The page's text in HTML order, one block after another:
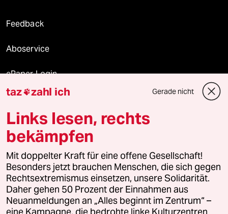
Feedback
Aboservice
ePaper Login
Downloads für Abonnierende
© 2026 taz Verlags und Vertriebs GmbH
Alle Rechte vorbehalten. Bei rechtlichen Fragen oder für Genehmigungen
wenden Sie sich bitte an lizenzen@taz.de
Feedback Redaktionsstatut Kommune-Richtlinien
taz zahl ich Gerade nicht
Links lesen, rechts
bekämpfen
Mit doppelter Kraft für eine offene Gesellschaft!
Besonders jetzt brauchen Menschen, die sich gegen
Rechtsextremismus einsetzen, unsere Solidarität.
Daher gehen 50 Prozent der Einnahmen aus
Neuanmeldungen an „Alles beginnt im Zentrum“ –